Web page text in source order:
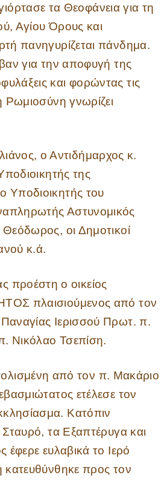
τα Θεοφάνεια για τη
Αγίου Όρους και
πανηγυρίζεται πάνδημα.
για την αποφυγή της
και φορώντας τις
Ρωμιοσύνη γνωρίζει
ο Αντιδήμαρχος κ.
της
Υποδιοικητής του
Αστυνομικός
οι Δημοτικοί
κ.ά.
προέστη ο οικείος
πλαισιούμενος από τον
Ιερισσού Πρωτ. π.
Νικόλαο Τσεπίση.
από τον π. Μακάριο
ετέλεσε τον
Κατόπιν
τα Εξαπτέρυγα και
ευλαβικά το Ιερό
κατευθύνθηκε προς τον